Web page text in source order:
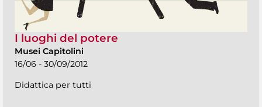
I luoghi del potere
Musei Capitolini
16/06 - 30/09/2012
Didattica per tutti